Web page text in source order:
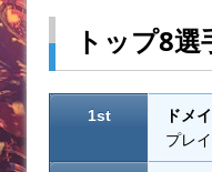
トップ8
1st
ドメ
プレ